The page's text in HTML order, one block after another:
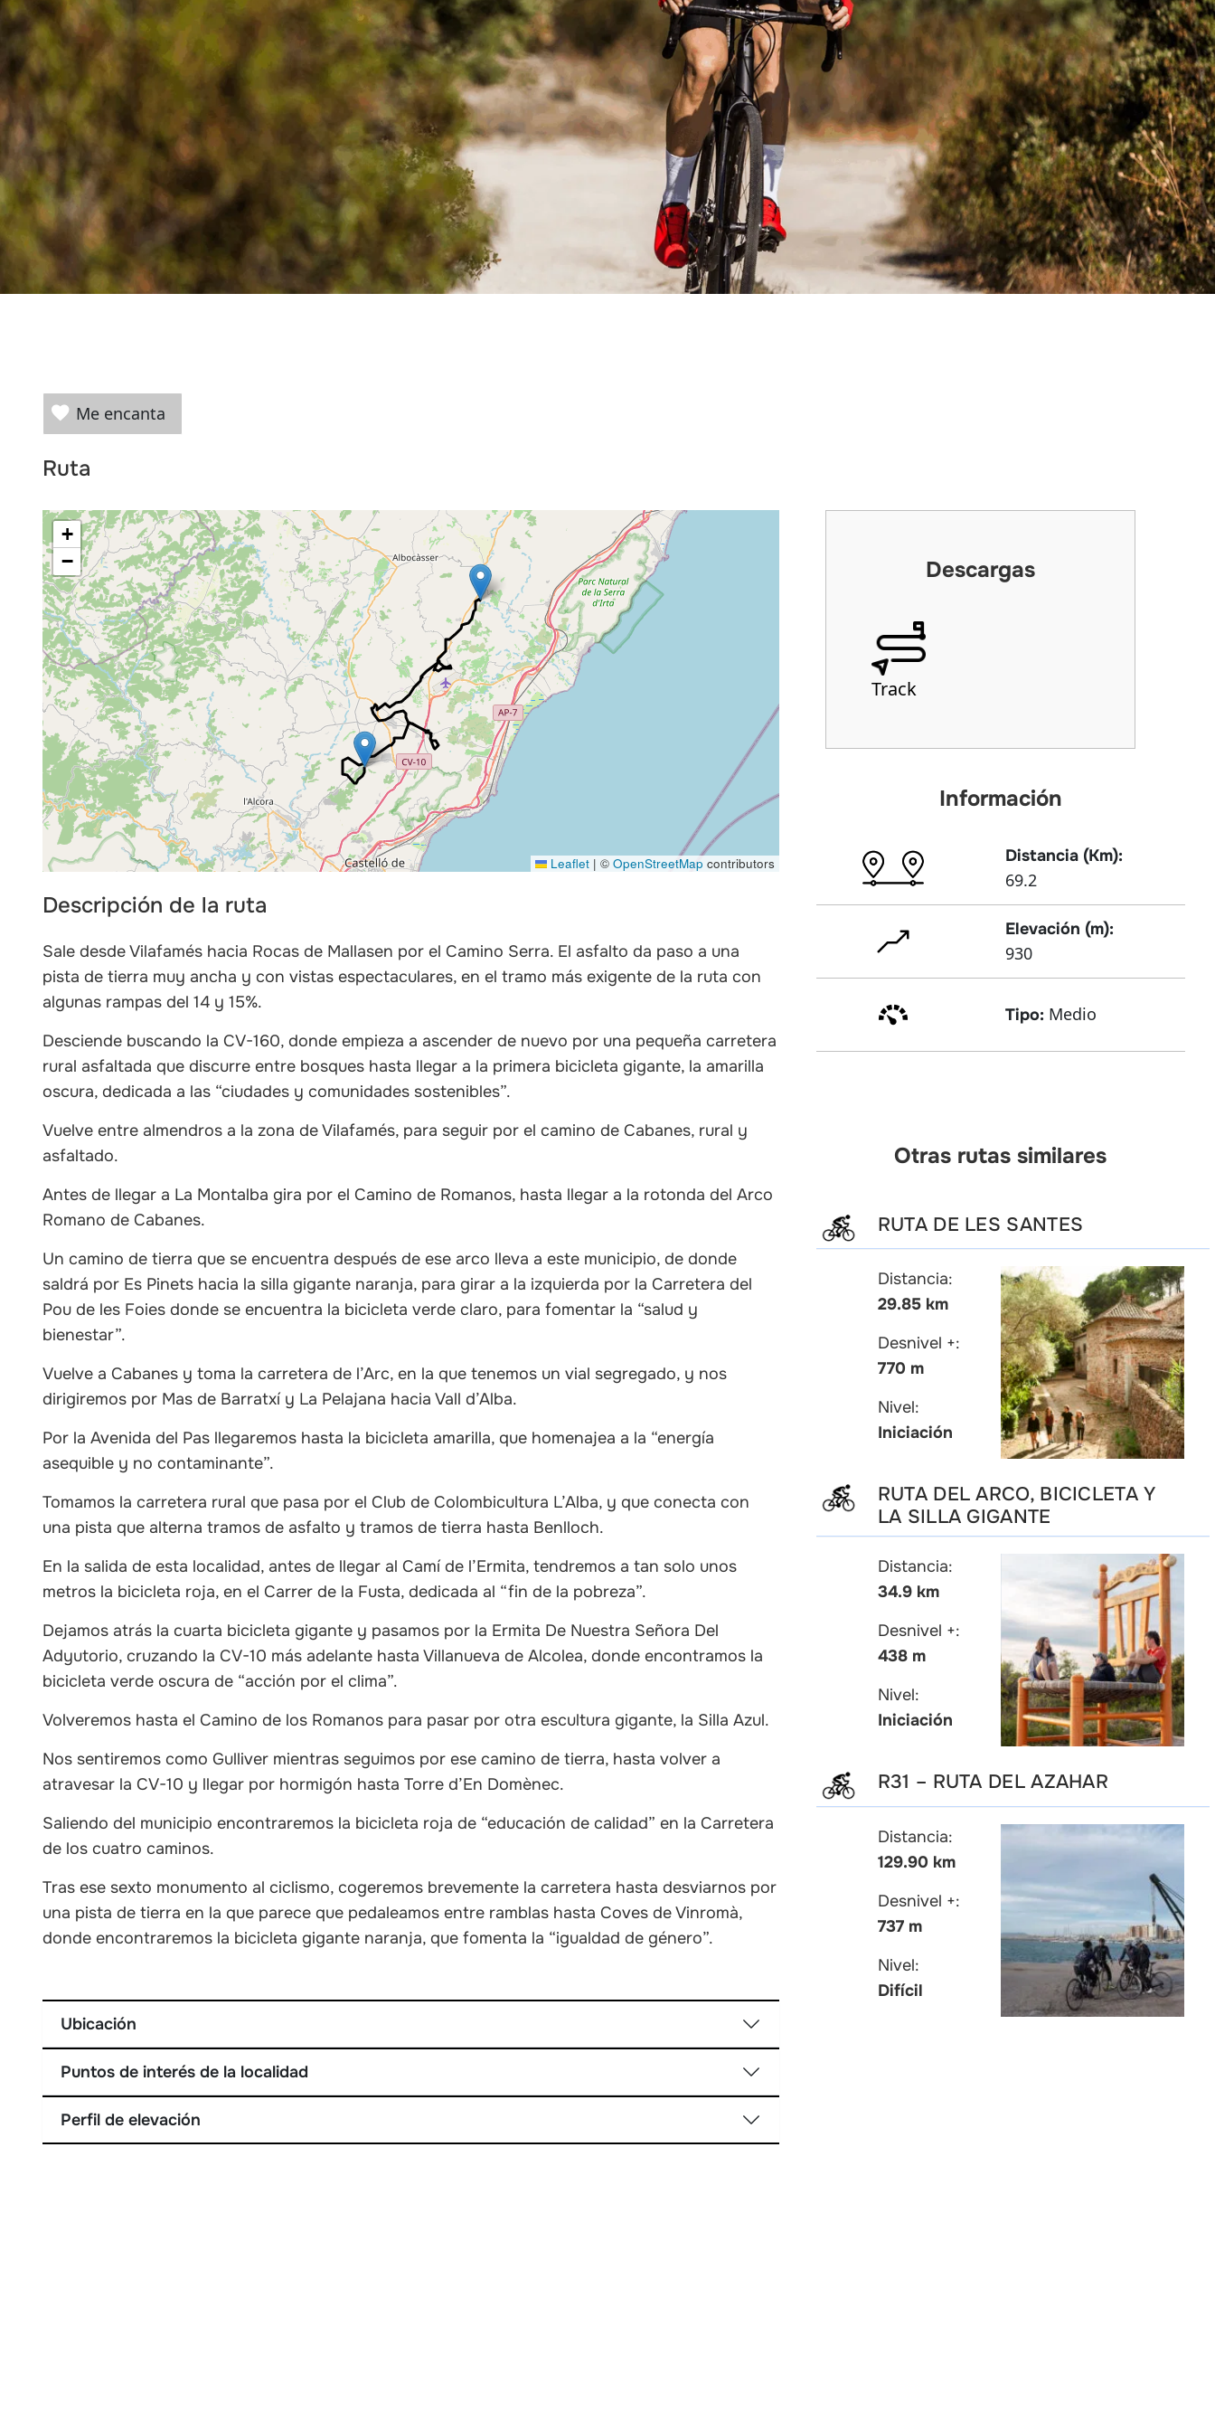
Me encanta
Ruta
+
−
Leaflet | ©OpenStreetMap contributors
Descripción de la ruta
Sale desde Vilafamés hacia Rocas de Mallasen por el Camino Serra. El asfalto da paso a una
pista de tierra muy ancha y con vistas espectaculares, en el tramo más exigente de la ruta con
algunas rampas del 14 y 15%.
Desciende buscando la CV-160, donde empieza a ascender de nuevo por una pequeña carretera
rural asfaltada que discurre entre bosques hasta llegar a la primera bicicleta gigante, la amarilla
oscura, dedicada a las “ciudades y comunidades sostenibles”.
Vuelve entre almendros a la zona de Vilafamés, para seguir por el camino de Cabanes, rural y
asfaltado.
Antes de llegar a La Montalba gira por el Camino de Romanos, hasta llegar a la rotonda del Arco
Romano de Cabanes.
Un camino de tierra que se encuentra después de ese arco lleva a este municipio, de donde
saldrá por Es Pinets hacia la silla gigante naranja, para girar a la izquierda por la Carretera del
Pou de les Foies donde se encuentra la bicicleta verde claro, para fomentar la “salud y
bienestar”.
Vuelve a Cabanes y toma la carretera de l’Arc, en la que tenemos un vial segregado, y nos
dirigiremos por Mas de Barratxí y La Pelajana hacia Vall d’Alba.
Por la Avenida del Pas llegaremos hasta la bicicleta amarilla, que homenajea a la “energía
asequible y no contaminante”.
Tomamos la carretera rural que pasa por el Club de Colombicultura L’Alba, y que conecta con
una pista que alterna tramos de asfalto y tramos de tierra hasta Benlloch.
En la salida de esta localidad, antes de llegar al Camí de l’Ermita, tendremos a tan solo unos
metros la bicicleta roja, en el Carrer de la Fusta, dedicada al “fin de la pobreza”.
Dejamos atrás la cuarta bicicleta gigante y pasamos por la Ermita De Nuestra Señora Del
Adyutorio, cruzando la CV-10 más adelante hasta Villanueva de Alcolea, donde encontramos la
bicicleta verde oscura de “acción por el clima”.
Volveremos hasta el Camino de los Romanos para pasar por otra escultura gigante, la Silla Azul.
Nos sentiremos como Gulliver mientras seguimos por ese camino de tierra, hasta volver a
atravesar la CV-10 y llegar por hormigón hasta Torre d’En Domènec.
Saliendo del municipio encontraremos la bicicleta roja de “educación de calidad” en la Carretera
de los cuatro caminos.
Tras ese sexto monumento al ciclismo, cogeremos brevemente la carretera hasta desviarnos por
una pista de tierra en la que parece que pedaleamos entre ramblas hasta Coves de Vinromà,
donde encontraremos la bicicleta gigante naranja, que fomenta la “igualdad de género”.
Ubicación
Puntos de interés de la localidad
Perfil de elevación
Descargas
Track
Información
Distancia (Km):
69.2
Elevación (m):
930
Tipo: Medio
Otras rutas similares
RUTA DE LES SANTES
Distancia:
29.85 km
Desnivel +:
770 m
Nivel:
Iniciación
RUTA DEL ARCO, BICICLETA Y
LA SILLA GIGANTE
Distancia:
34.9 km
Desnivel +:
438 m
Nivel:
Iniciación
R31 – RUTA DEL AZAHAR
Distancia:
129.90 km
Desnivel +:
737 m
Nivel:
Difícil